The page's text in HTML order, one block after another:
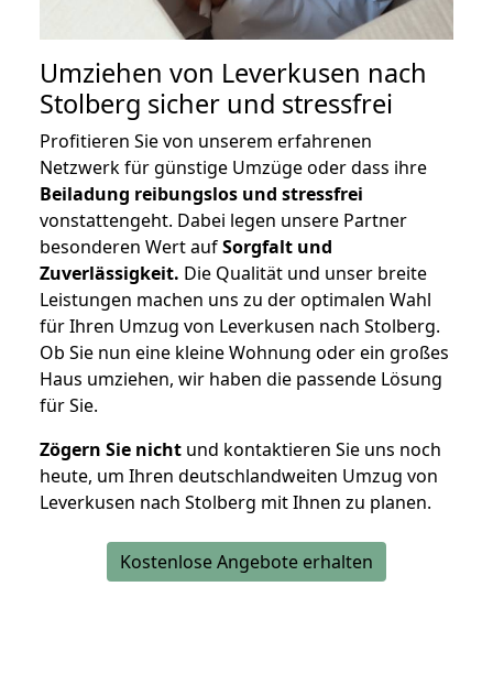
Umziehen von Leverkusen nach
Stolberg sicher und stressfrei
Profitieren Sie von unserem erfahrenen
Netzwerk für günstige Umzüge oder dass ihre
Beiladung reibungslos und stressfrei
vonstattengeht. Dabei legen unsere Partner
besonderen Wert aufSorgfalt und
Zuverlässigkeit. Die Qualität und unser breite
Leistungen machen uns zu der optimalen Wahl
für Ihren Umzug von Leverkusen nach Stolberg.
Ob Sie nun eine kleine Wohnung oder ein großes
Haus umziehen, wir haben die passende Lösung
für Sie.
Zögern Sie nicht und kontaktieren Sie uns noch
heute, um Ihren deutschlandweiten Umzug von
Leverkusen nach Stolberg mit Ihnen zu planen.
Kostenlose Angebote erhalten